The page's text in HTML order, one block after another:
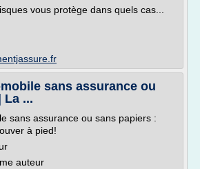
vous protège dans quels cas...
sans assurance ou
La ...
sans assurance ou sans papiers :
à pied!
auteur